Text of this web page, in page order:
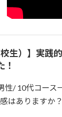
生）】実践
性/ 10代コース
はありますか